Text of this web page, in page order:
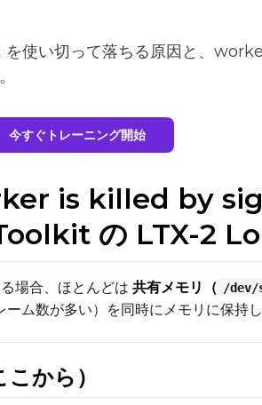
い切って落ちる原因と、
今すぐトレーニング開始
is killed by
の LTX-2
場合、ほとんどは 共有メモリ（ /dev/
ーム数が多い）を同時にメモリに保持
から）